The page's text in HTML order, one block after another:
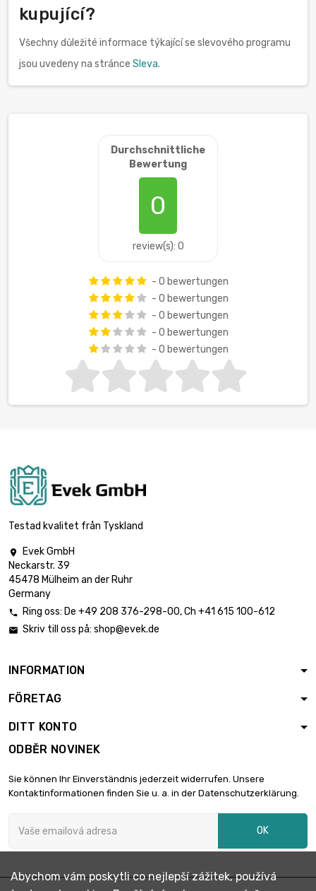
kupující?
Všechny důležité informace týkající se slevového programu
jsou uvedeny na stránce Sleva.
Durchschnittliche
Bewertung
0
review(s): 0
- 0 bewertungen
- 0 bewertungen
- 0 bewertungen
- 0 bewertungen
- 0 bewertungen
Testad kvalitet från Tyskland

Evek GmbH
Neckarstr. 39
45478 Mülheim an der Ruhr
Germany
 Ring oss: De +49 208 376-298-00, Ch +41 615 100-612
 Skriv till oss på: shop@evek.de
INFORMATION
FÖRETAG
DITT KONTO
ODBĚR NOVINEK
Sie können Ihr Einverständnis jederzeit widerrufen. Unsere
Kontaktinformationen finden Sie u. a. in der Datenschutzerklärung.
OK
Abychom vám poskytli co nejlepší zážitek, používá